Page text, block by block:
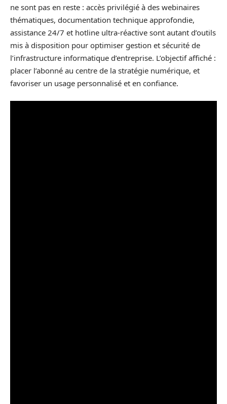
ne sont pas en reste : accès privilégié à des webinaires
thématiques, documentation technique approfondie,
assistance 24/7 et hotline ultra-réactive sont autant d’outils
mis à disposition pour optimiser gestion et sécurité de
l’infrastructure informatique d’entreprise. L’objectif affiché :
placer l’abonné au centre de la stratégie numérique, et
favoriser un usage personnalisé et en confiance.